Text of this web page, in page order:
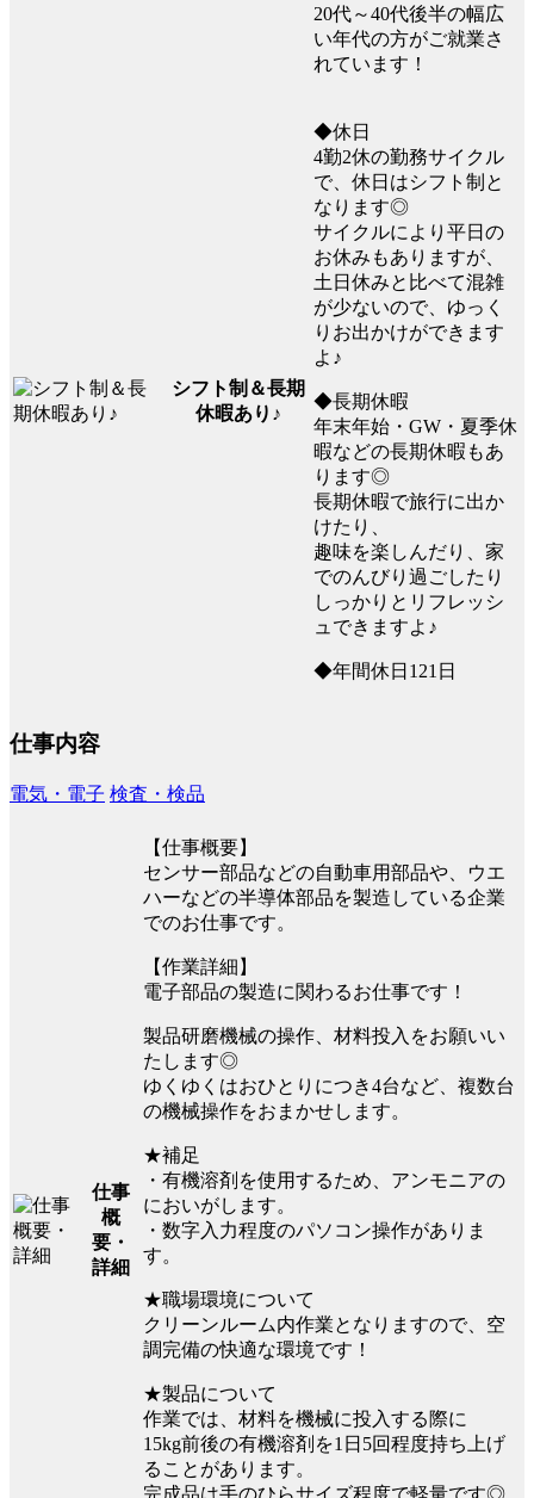
20代～40代後半の幅広
い年代の方がご就業さ
れています！
シフト制＆長期
休暇あり♪
◆休日
4勤2休の勤務サイクル
で、休日はシフト制と
なります◎
サイクルにより平日の
お休みもありますが、
土日休みと比べて混雑
が少ないので、ゆっく
りお出かけができます
よ♪
◆長期休暇
年末年始・GW・夏季休
暇などの長期休暇もあ
ります◎
長期休暇で旅行に出か
けたり、
趣味を楽しんだり、家
でのんびり過ごしたり
しっかりとリフレッシ
ュできますよ♪
◆年間休日121日
仕事内容
電気・電子 検査・検品
仕事
概
要・
詳細
【仕事概要】
センサー部品などの自動車用部品や、ウエ
ハーなどの半導体部品を製造している企業
でのお仕事です。
【作業詳細】
電子部品の製造に関わるお仕事です！
製品研磨機械の操作、材料投入をお願いい
たします◎
ゆくゆくはおひとりにつき4台など、複数台
の機械操作をおまかせします。
★補足
・有機溶剤を使用するため、アンモニアの
においがします。
・数字入力程度のパソコン操作がありま
す。
★職場環境について
クリーンルーム内作業となりますので、空
調完備の快適な環境です！
★製品について
作業では、材料を機械に投入する際に
15kg前後の有機溶剤を1日5回程度持ち上げ
ることがあります。
完成品は手のひらサイズ程度で軽量です◎